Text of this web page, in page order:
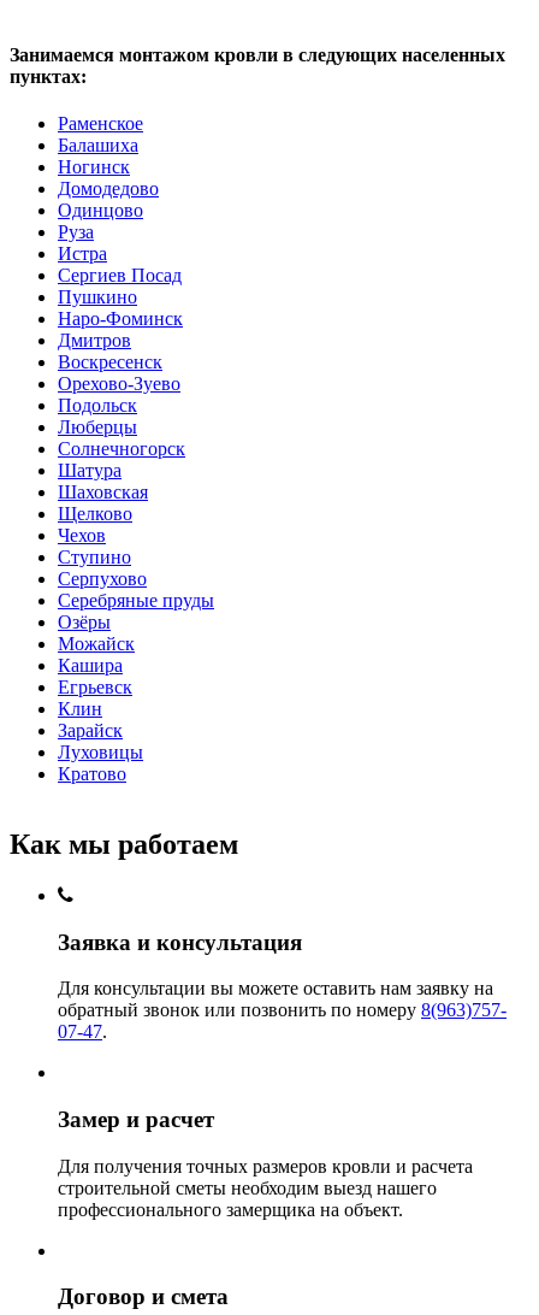
Занимаемся монтажом кровли в следующих населенных
пунктах:
Раменское
Балашиха
Ногинск
Домодедово
Одинцово
Руза
Истра
Сергиев Посад
Пушкино
Наро-Фоминск
Дмитров
Воскресенск
Орехово-Зуево
Подольск
Люберцы
Солнечногорск
Шатура
Шаховская
Щелково
Чехов
Ступино
Серпухово
Серебряные пруды
Озёры
Можайск
Кашира
Егрьевск
Клин
Зарайск
Луховицы
Кратово
Как мы работаем
Заявка и консультация
Для консультации вы можете оставить нам заявку на
обратный звонок или позвонить по номеру 8(963)757-
07-47.
Замер и расчет
Для получения точных размеров кровли и расчета
строительной сметы необходим выезд нашего
профессионального замерщика на объект.
Договор и смета